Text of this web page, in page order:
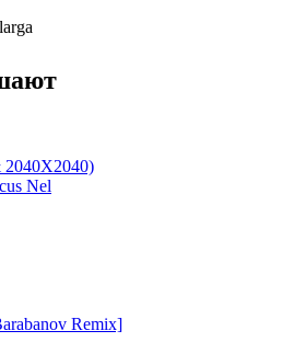
2040X2040)
Nel
Remix]